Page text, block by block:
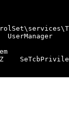
UserManager